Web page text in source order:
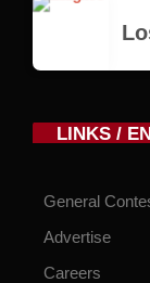
LINKS /
General
Advertise
Careers